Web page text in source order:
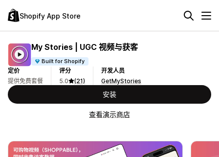
Shopify App Store
My Stories | UGC 视频与获客
Built for Shopify
定价
提供免费套餐
评分
5.0
(21)
开发人员
GetMyStories
安装
查看演示商店